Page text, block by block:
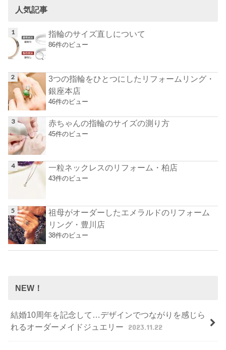
人気記事
指輪のサイズ直しについて
86件のビュー
3つの指輪をひとつにしたリフォームリング・
銀座本店
46件のビュー
赤ちゃんの指輪のサイズの測り方
45件のビュー
一粒ネックレスのリフォーム・柏店
43件のビュー
祖母がオーダーしたエメラルドのリフォーム
リング・豊川店
38件のビュー
NEW！
結婚10周年を記念して…デザインでつながりを感じら
れるオーダーメイドジュエリー
2023.11.22